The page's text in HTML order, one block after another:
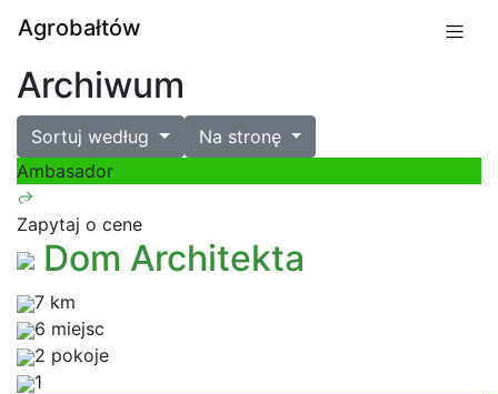
Agrobałtów
Archiwum
Sortuj według
Na stronę
Ambasador
Zapytaj o cene
Dom Architekta
7 km
6 miejsc
2 pokoje
1